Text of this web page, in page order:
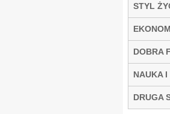
STYL
DOBRA
NAUKA
DRUGA